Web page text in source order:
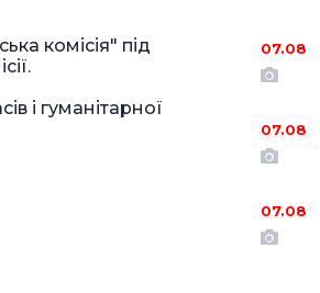
комісія" під
і гуманітарної
07.08
07.08
07.08